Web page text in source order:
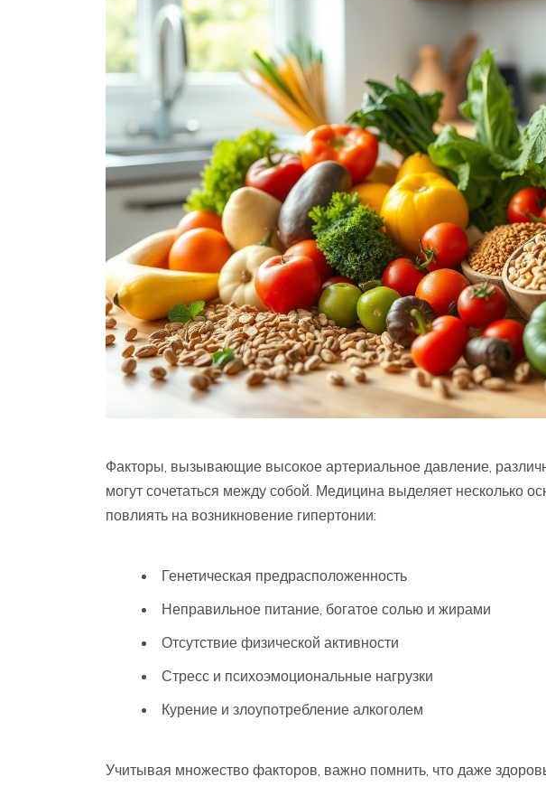
Факторы, вызывающие высокое артериальное давление,
могут сочетаться между собой. Медицина выделяет несколько
повлиять на возникновение гипертонии:
Генетическая предрасположенность
Неправильное питание, богатое солью и жирами
Отсутствие физической активности
Стресс и психоэмоциональные нагрузки
Курение и злоупотребление алкоголем
Учитывая множество факторов, важно помнить, что даже